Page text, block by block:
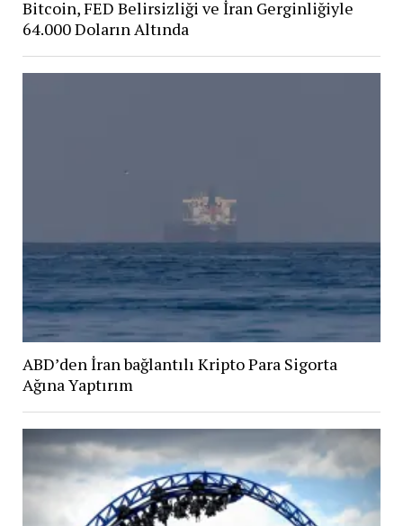
Bitcoin, FED Belirsizliği ve İran Gerginliğiyle
64.000 Doların Altında
ABD’den İran bağlantılı Kripto Para Sigorta
Ağına Yaptırım